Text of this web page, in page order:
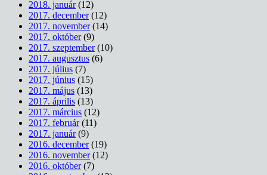
2018. január(12)
2017. december(12)
2017. november(14)
2017. október(9)
2017. szeptember(10)
2017. augusztus (6)
2017. július (7)
2017. június (15)
2017. május (13)
2017. április (13)
2017. március (12)
2017. február(11)
2017. január(9)
2016. december(19)
2016. november(12)
2016. október(7)